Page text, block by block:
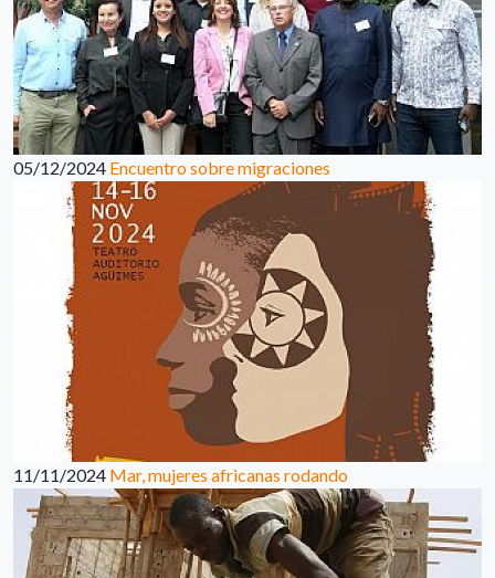
05/12/2024 Encuentro sobre migraciones
11/11/2024 Mar, mujeres africanas rodando